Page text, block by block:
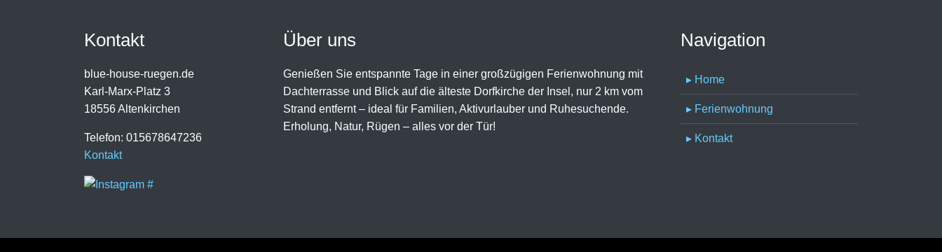
Kontakt
blue-house-ruegen.de
Karl-Marx-Platz 3
18556 Altenkirchen
Telefon: 015678647236
Kontakt
Über uns
Genießen Sie entspannte Tage in einer großzügigen Ferienwohnung mit
Dachterrasse und Blick auf die älteste Dorfkirche der Insel, nur 2 km vom
Strand entfernt – ideal für Familien, Aktivurlauber und Ruhesuchende.
Erholung, Natur, Rügen – alles vor der Tür!
Navigation
▸ Home
▸ Ferienwohnung
▸ Kontakt